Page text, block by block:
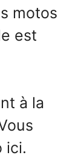
motos
est
à la
ici.